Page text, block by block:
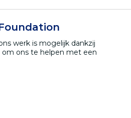
werk is mogelijk dankzij
om ons te helpen met een